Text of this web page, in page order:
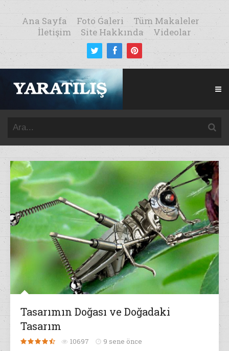
Ana Sayfa Foto Galeri
Tüm Makaleler
İletişim
Site Hakkında Videolar
Tasarımın Doğası ve Doğadaki
Tasarım
10697 9 sene önce